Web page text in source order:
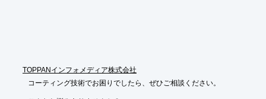
TOPPANインフォメディア株式会社
コーティング技術でお困りでしたら、ぜひご相談ください。